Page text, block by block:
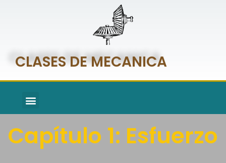
CLASES DE MECANICA
Capítulo 1: Esfuerzo